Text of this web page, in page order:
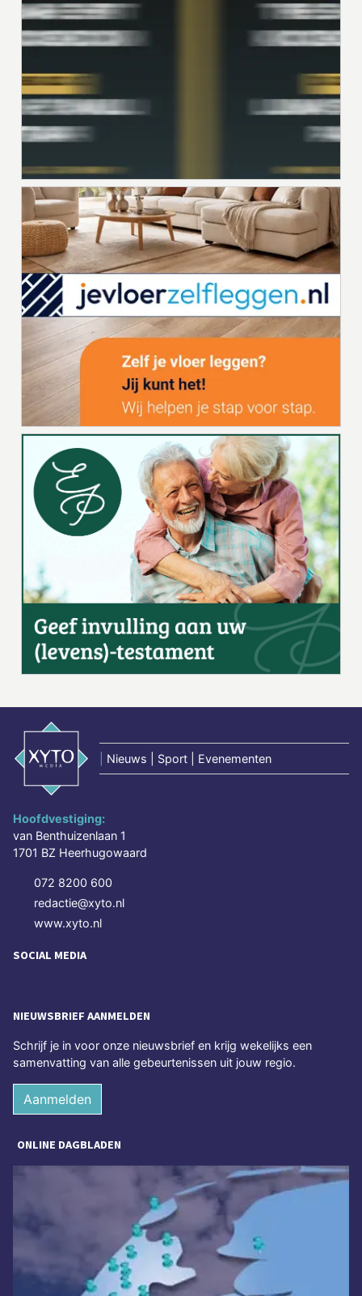
Nieuws | Sport | Evenementen
Hoofdvestiging:
van Benthuizenlaan 1
1701 BZ Heerhugowaard
072 8200 600
redactie@xyto.nl
www.xyto.nl
SOCIAL MEDIA
NIEUWSBRIEF AANMELDEN
Schrijf je in voor onze nieuwsbrief en krijg wekelijks een
samenvatting van alle gebeurtenissen uit jouw regio.
Aanmelden
ONLINE DAGBLADEN